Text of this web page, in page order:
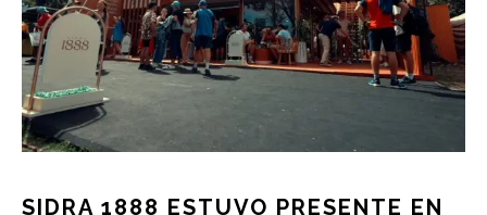
SIDRA 1888 ESTUVO PRESENTE EN